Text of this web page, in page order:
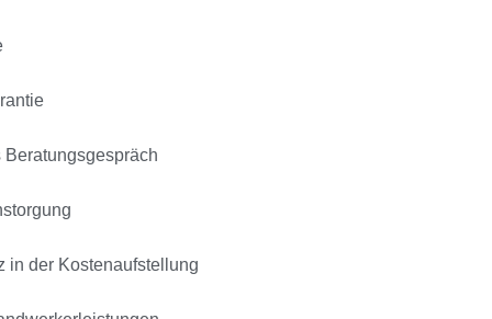
Beratungsgespräch
in der Kostenaufstellung